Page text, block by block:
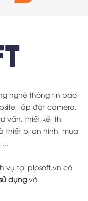
nghệ thông tin bao
lắp đặt camera,
vấn, thiết kế, thi
thiết bị an ninh, mua
vụ tại plpsoft.vn có
dụng và